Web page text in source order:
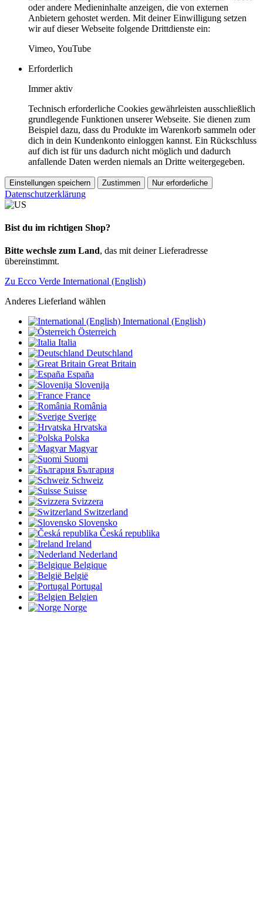
oder andere Medieninhalte anzeigen, die von externen
Anbietern gehostet werden. Mit deiner Einwilligung setzen
wir auf dieser Webseite folgende Drittdienste ein:
Vimeo, YouTube
Erforderlich
Immer aktiv
Technisch erforderliche Cookies gewährleisten ausschließlich
grundlegende Funktionen unserer Webseite. Sie dienen zum
Beispiel dazu, dass du Produkte im Warenkorb sammeln oder
dich in dein Kundenkonto einloggen kannst. Ein Rückschluss
auf dich ist für uns dadurch nicht möglich und dadurch
anfallende Daten werden niemals an Dritte weitergegeben.
Einstellungen speichern Zustimmen Nur erforderliche
Datenschutzerklärung
Bist du im richtigen Shop?
Bitte wechsle zum Land, das mit deiner Lieferadresse
übereinstimmt.
Zu Ecco Verde International (English)
Anderes Lieferland wählen
International (English)
Österreich
Italia
Deutschland
Great Britain
España
Slovenija
France
România
Sverige
Hrvatska
Polska
Magyar
Suomi
България
Schweiz
Suisse
Svizzera
Switzerland
Slovensko
Česká republika
Ireland
Nederland
Belgique
België
Portugal
Belgien
Norge